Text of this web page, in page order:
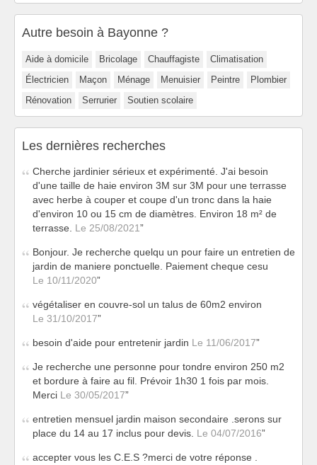
Autre besoin à Bayonne ?
Aide à domicile Bricolage Chauffagiste
Climatisation
Électricien
Maçon Ménage Menuisier Peintre
Plombier
Rénovation
Serrurier Soutien scolaire
Les dernières recherches
Cherche jardinier sérieux et expérimenté. J'ai besoin
d'une taille de haie environ 3M sur 3M pour une terrasse
avec herbe à couper et coupe d'un tronc dans la haie
d'environ 10 ou 15 cm de diamètres. Environ 18 m² de
terrasse. Le 25/08/2021
Bonjour. Je recherche quelqu un pour faire un entretien de
jardin de maniere ponctuelle. Paiement cheque cesu
Le 10/11/2020
végétaliser en couvre-sol un talus de 60m2 environ
Le 31/10/2017
besoin d'aide pour entretenir jardin Le 11/06/2017
Je recherche une personne pour tondre environ 250 m2
et bordure à faire au fil. Prévoir 1h30 1 fois par mois.
Merci Le 30/05/2017
entretien mensuel jardin maison secondaire .serons sur
place du 14 au 17 inclus pour devis. Le 04/07/2016
accepter vous les C.E.S ?merci de votre réponse .